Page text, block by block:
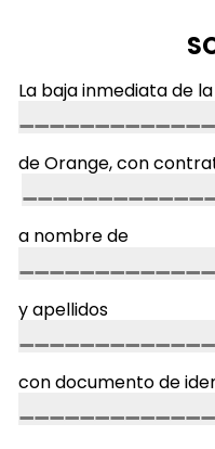
La baja inmediata de
de Orange, con
a nombre de
y apellidos
con documento de